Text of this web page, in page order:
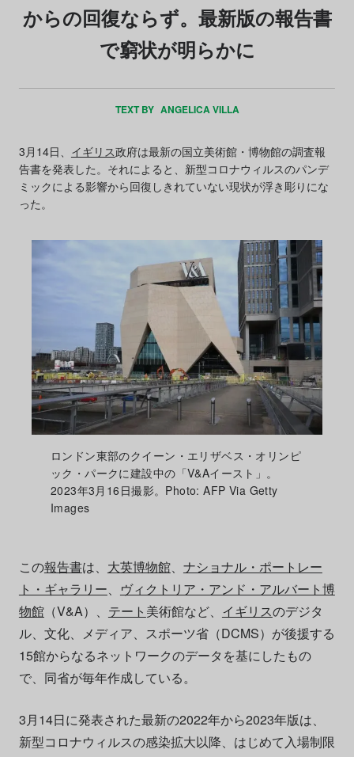
からの回復ならず。最新版の報告書
で窮状が明らかに
TEXT BY ANGELICA VILLA
3月14日、 イギリス政府は最新の国立美術館・博物館の調査報
告書を発表した。それによると、新型コロナウィルスのパンデ
ミックによる影響から回復しきれていない現状が浮き彫りにな
った。
ロンドン東部のクイーン・エリザベス・オリンピ
ック・パークに建設中の「V&Aイースト」。
2023年3月16日撮影。Photo: AFP Via Getty
Images
この報告書は、 大英博物館、 ナショナル・ポートレー
ト・ギャラリー
ヴィクトリア・アンド・アルバート博
物館（V&A）、 テート 美術館など、 イギリスのデジタ
ル、文化、メディア、スポーツ省（DCMS）が後援する
15館からなるネットワークのデータを基にしたもの
で、同省が毎年作成している。
3月14日に発表された最新の2022年から2023年版は、
新型コロナウィルスの感染拡大以降、はじめて入場制限